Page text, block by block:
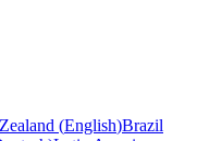
(English)Brazil